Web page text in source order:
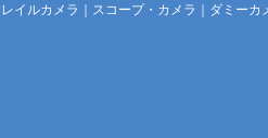
レイルカメラ
スコープ・カメラ ダミーカ